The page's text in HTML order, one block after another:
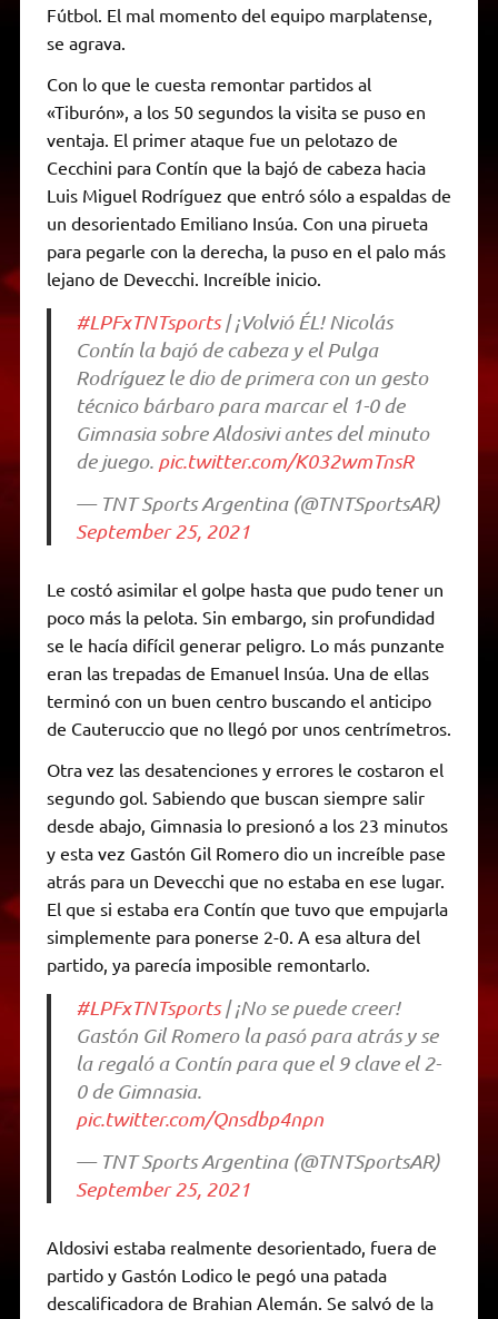
Fútbol. El mal momento del equipo marplatense,
se agrava.
Con lo que le cuesta remontar partidos al
«Tiburón», a los 50 segundos la visita se puso en
ventaja. El primer ataque fue un pelotazo de
Cecchini para Contín que la bajó de cabeza hacia
Luis Miguel Rodríguez que entró sólo a espaldas de
un desorientado Emiliano Insúa. Con una pirueta
para pegarle con la derecha, la puso en el palo más
lejano de Devecchi. Increíble inicio.
#LPFxTNTsports| ¡Volvió ÉL! Nicolás
Contín la bajó de cabeza y el Pulga
Rodríguez le dio de primera con un gesto
técnico bárbaro para marcar el 1-0 de
Gimnasia sobre Aldosivi antes del minuto
de juego. pic.twitter.com/K032wmTnsR
— TNT Sports Argentina (@TNTSportsAR)
September 25, 2021
Le costó asimilar el golpe hasta que pudo tener un
poco más la pelota. Sin embargo, sin profundidad
se le hacía difícil generar peligro. Lo más punzante
eran las trepadas de Emanuel Insúa. Una de ellas
terminó con un buen centro buscando el anticipo
de Cauteruccio que no llegó por unos centrímetros.
Otra vez las desatenciones y errores le costaron el
segundo gol. Sabiendo que buscan siempre salir
desde abajo, Gimnasia lo presionó a los 23 minutos
y esta vez Gastón Gil Romero dio un increíble pase
atrás para un Devecchi que no estaba en ese lugar.
El que si estaba era Contín que tuvo que empujarla
simplemente para ponerse 2-0. A esa altura del
partido, ya parecía imposible remontarlo.
#LPFxTNTsports| ¡No se puede creer!
Gastón Gil Romero la pasó para atrás y se
la regaló a Contín para que el 9 clave el 2-
0 de Gimnasia.
pic.twitter.com/Qnsdbp4npn
— TNT Sports Argentina (@TNTSportsAR)
September 25, 2021
Aldosivi estaba realmente desorientado, fuera de
partido y Gastón Lodico le pegó una patada
descalificadora de Brahian Alemán. Se salvó de la